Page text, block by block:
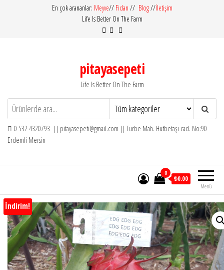
En çok arananlar: Meyve// Fidan // Blog//İletişim
Life Is Better On The Farm
pitayasepeti
Life Is Better On The Farm
0 532 4320793 || pitayasepeti@gmail.com || Türbe Mah. Hutbetaşı cad. No:90
Erdemli Mersin
Menü
0
₺0.00
İndirim!